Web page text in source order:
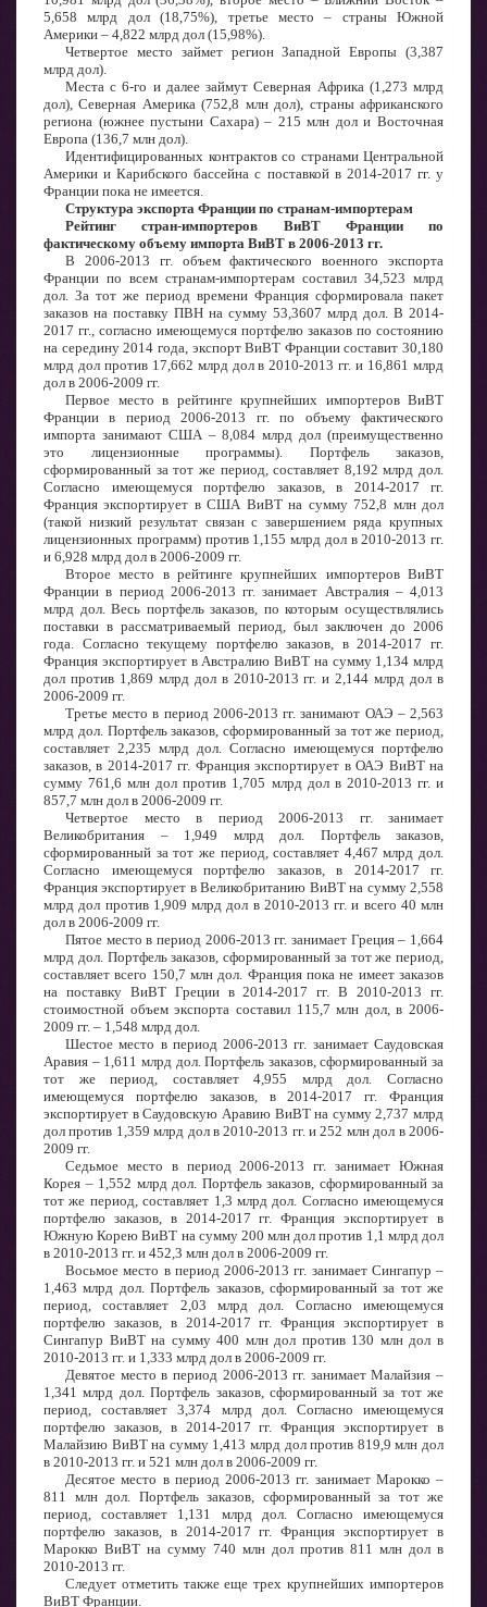
5,658 млрд дол (18,75%), третье место – страны Южной
Америки – 4,822 млрд дол (15,98%).
Четвертое место займет регион Западной Европы (3,387
млрд дол).
Места с 6-го и далее займут Северная Африка (1,273 млрд
дол), Северная Америка (752,8 млн дол), страны африканского
региона (южнее пустыни Сахара) – 215 млн дол и Восточная
Европа (136,7 млн дол).
Идентифицированных контрактов со странами Центральной
Америки и Карибского бассейна с поставкой в 2014-2017 гг. у
Франции пока не имеется.
Структура экспорта Франции по странам-импортерам
Рейтинг стран-импортеров ВиВТ Франции по
фактическому объему импорта ВиВТ в 2006-2013 гг.
В 2006-2013 гг. объем фактического военного экспорта
Франции по всем странам-импортерам составил 34,523 млрд
дол. За тот же период времени Франция сформировала пакет
заказов на поставку ПВН на сумму 53,3607 млрд дол. В 2014-
2017 гг., согласно имеющемуся портфелю заказов по состоянию
на середину 2014 года, экспорт ВиВТ Франции составит 30,180
млрд дол против 17,662 млрд дол в 2010-2013 гг. и 16,861 млрд
дол в 2006-2009 гг.
Первое место в рейтинге крупнейших импортеров ВиВТ
Франции в период 2006-2013 гг. по объему фактического
импорта занимают США – 8,084 млрд дол (преимущественно
это лицензионные программы). Портфель заказов,
сформированный за тот же период, составляет 8,192 млрд дол.
Согласно имеющемуся портфелю заказов, в 2014-2017 гг.
Франция экспортирует в США ВиВТ на сумму 752,8 млн дол
(такой низкий результат связан с завершением ряда крупных
лицензионных программ) против 1,155 млрд дол в 2010-2013 гг.
и 6,928 млрд дол в 2006-2009 гг.
Второе место в рейтинге крупнейших импортеров ВиВТ
Франции в период 2006-2013 гг. занимает Австралия – 4,013
млрд дол. Весь портфель заказов, по которым осуществлялись
поставки в рассматриваемый период, был заключен до 2006
года. Согласно текущему портфелю заказов, в 2014-2017 гг.
Франция экспортирует в Австралию ВиВТ на сумму 1,134 млрд
дол против 1,869 млрд дол в 2010-2013 гг. и 2,144 млрд дол в
2006-2009 гг.
Третье место в период 2006-2013 гг. занимают ОАЭ – 2,563
млрд дол. Портфель заказов, сформированный за тот же период,
составляет 2,235 млрд дол. Согласно имеющемуся портфелю
заказов, в 2014-2017 гг. Франция экспортирует в ОАЭ ВиВТ на
сумму 761,6 млн дол против 1,705 млрд дол в 2010-2013 гг. и
857,7 млн дол в 2006-2009 гг.
Четвертое место в период 2006-2013 гг. занимает
Великобритания – 1,949 млрд дол. Портфель заказов,
сформированный за тот же период, составляет 4,467 млрд дол.
Согласно имеющемуся портфелю заказов, в 2014-2017 гг.
Франция экспортирует в Великобританию ВиВТ на сумму 2,558
млрд дол против 1,909 млрд дол в 2010-2013 гг. и всего 40 млн
дол в 2006-2009 гг.
Пятое место в период 2006-2013 гг. занимает Греция – 1,664
млрд дол. Портфель заказов, сформированный за тот же период,
составляет всего 150,7 млн дол. Франция пока не имеет заказов
на поставку ВиВТ Греции в 2014-2017 гг. В 2010-2013 гг.
стоимостной объем экспорта составил 115,7 млн дол, в 2006-
2009 гг. – 1,548 млрд дол.
Шестое место в период 2006-2013 гг. занимает Саудовская
Аравия – 1,611 млрд дол. Портфель заказов, сформированный за
тот же период, составляет 4,955 млрд дол. Согласно
имеющемуся портфелю заказов, в 2014-2017 гг. Франция
экспортирует в Саудовскую Аравию ВиВТ на сумму 2,737 млрд
дол против 1,359 млрд дол в 2010-2013 гг. и 252 млн дол в 2006-
2009 гг.
Седьмое место в период 2006-2013 гг. занимает Южная
Корея – 1,552 млрд дол. Портфель заказов, сформированный за
тот же период, составляет 1,3 млрд дол. Согласно имеющемуся
портфелю заказов, в 2014-2017 гг. Франция экспортирует в
Южную Корею ВиВТ на сумму 200 млн дол против 1,1 млрд дол
в 2010-2013 гг. и 452,3 млн дол в 2006-2009 гг.
Восьмое место в период 2006-2013 гг. занимает Сингапур –
1,463 млрд дол. Портфель заказов, сформированный за тот же
период, составляет 2,03 млрд дол. Согласно имеющемуся
портфелю заказов, в 2014-2017 гг. Франция экспортирует в
Сингапур ВиВТ на сумму 400 млн дол против 130 млн дол в
2010-2013 гг. и 1,333 млрд дол в 2006-2009 гг.
Девятое место в период 2006-2013 гг. занимает Малайзия –
1,341 млрд дол. Портфель заказов, сформированный за тот же
период, составляет 3,374 млрд дол. Согласно имеющемуся
портфелю заказов, в 2014-2017 гг. Франция экспортирует в
Малайзию ВиВТ на сумму 1,413 млрд дол против 819,9 млн дол
в 2010-2013 гг. и 521 млн дол в 2006-2009 гг.
Десятое место в период 2006-2013 гг. занимает Марокко –
811 млн дол. Портфель заказов, сформированный за тот же
период, составляет 1,131 млрд дол. Согласно имеющемуся
портфелю заказов, в 2014-2017 гг. Франция экспортирует в
Марокко ВиВТ на сумму 740 млн дол против 811 млн дол в
2010-2013 гг.
Следует отметить также еще трех крупнейших импортеров
ВиВТ Франции.